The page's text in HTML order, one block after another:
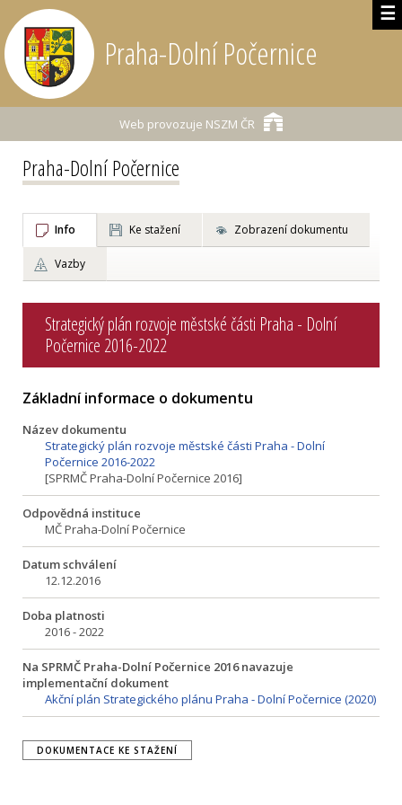
☰
Praha-Dolní Počernice
Web provozuje NSZM ČR
Praha-Dolní Počernice
Info Ke stažení Zobrazení dokumentu
Vazby
Strategický plán rozvoje městské části Praha - Dolní
Počernice 2016-2022
Základní informace o dokumentu
Název dokumentu
Strategický plán rozvoje městské části Praha - Dolní
Počernice 2016-2022
[SPRMČ Praha-Dolní Počernice 2016]
Odpovědná instituce
MČ Praha-Dolní Počernice
Datum schválení
12.12.2016
Doba platnosti
2016 - 2022
Na SPRMČ Praha-Dolní Počernice 2016 navazuje
implementační dokument
Akční plán Strategického plánu Praha - Dolní Počernice (2020)
DOKUMENTACE KE STAŽENÍ